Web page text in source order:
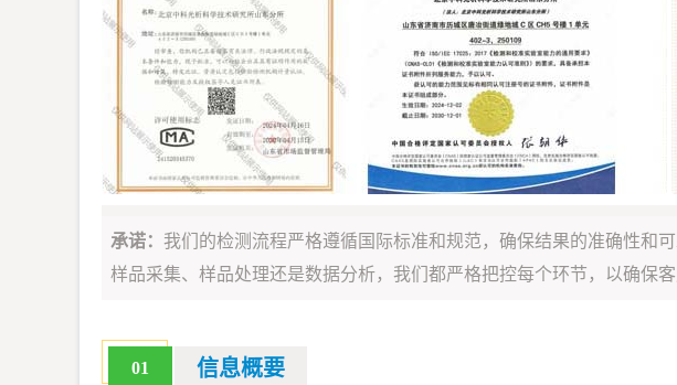
承诺： 我们的检测流程严格遵循国际标准和规范，确保结果的准确性和
样品采集、样品处理还是数据分析，我们都严格把控每个环节，以确保
01 信息概要